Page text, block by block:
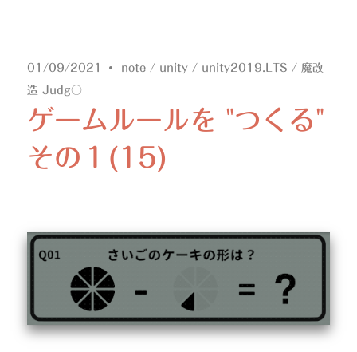
01/09/2021 note / unity / unity2019.LTS / 魔改
造 Judg○
ゲームルールを "つくる"
その１(15)